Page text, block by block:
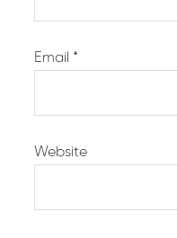
Email *
Website